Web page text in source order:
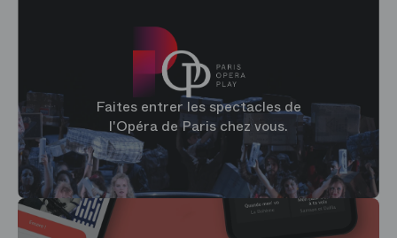
Faites entrer les spectacles de
l'Opéra de Paris chez vous.